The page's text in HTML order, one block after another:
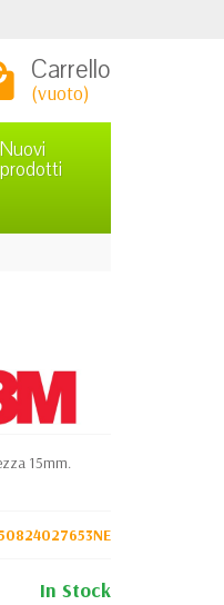
Carrello
(vuoto)
Nuovi
prodotti
15mm.
In Stock